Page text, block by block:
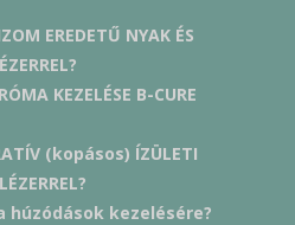
EREDETŰ NYAK ÉS
KEZELÉSE B-CURE
(kopásos) ÍZÜLETI
húzódások kezelésére?